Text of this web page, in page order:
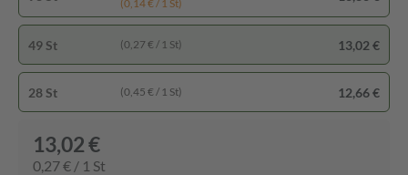
(0,14 € / 1 St)
49 St (0,27 € / 1 St) 13,02 €
28 St (0,45 € / 1 St) 12,66 €
13,02 €
0,27 € / 1 St